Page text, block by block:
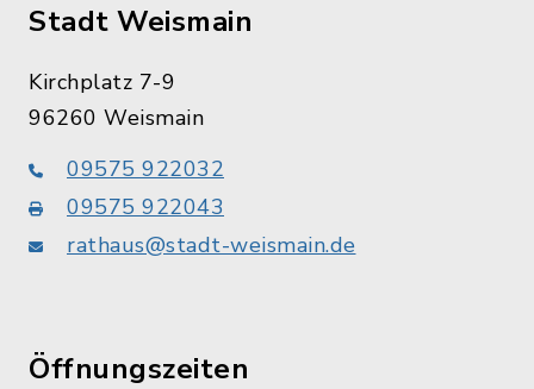
Stadt Weismain
Kirchplatz 7-9
96260 Weismain
09575 922032
09575 922043
rathaus@stadt-weismain.de
Öffnungszeiten